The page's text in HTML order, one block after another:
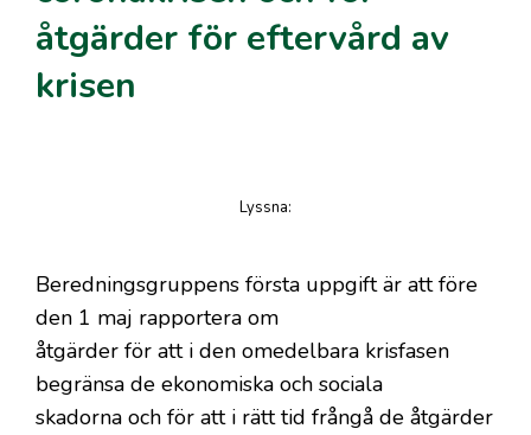
åtgärder för eftervård av
krisen
Lyssna:
Beredningsgruppens första uppgift är att före
den 1 maj rapportera om
åtgärder för att i den omedelbara krisfasen
begränsa de ekonomiska och sociala
skadorna och för att i rätt tid frångå de åtgärder